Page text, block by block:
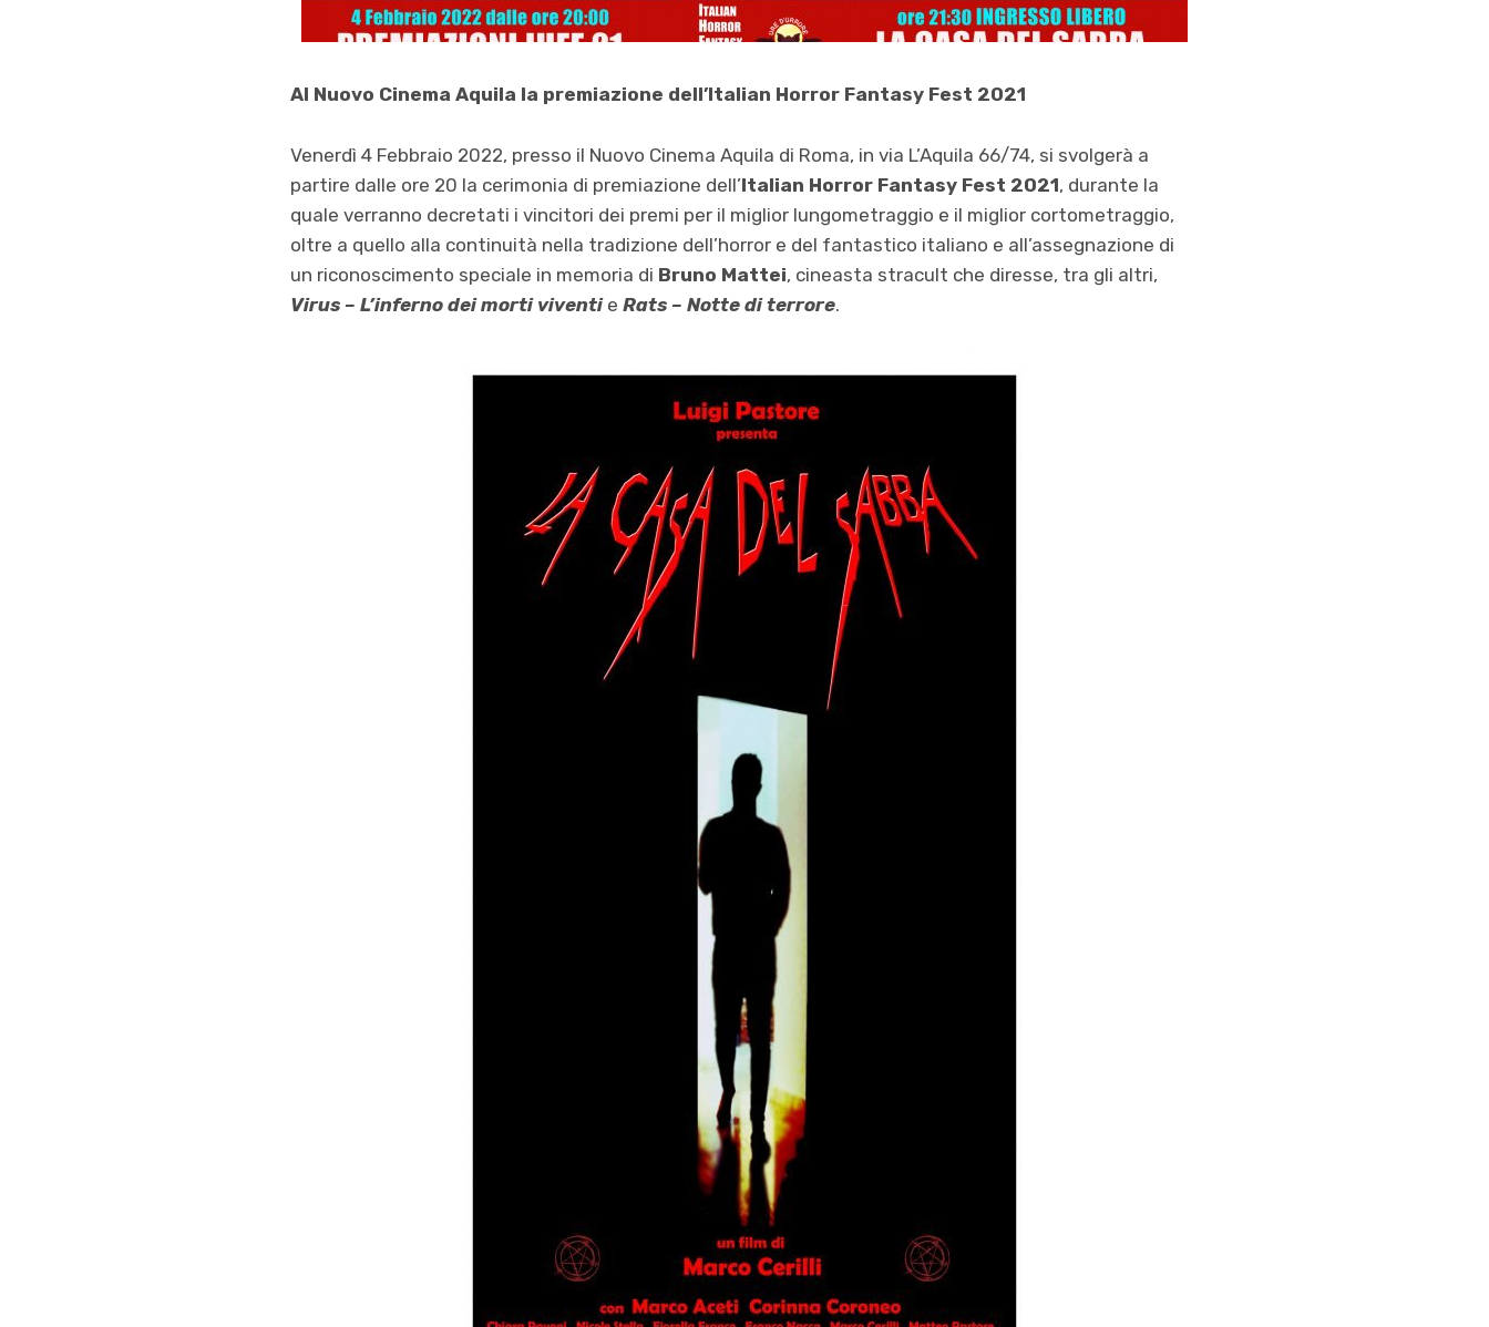
Al Nuovo Cinema Aquila la premiazione dell’Italian Horror Fantasy Fest 2021
Venerdì 4 Febbraio 2022, presso il Nuovo Cinema Aquila di Roma, in via L’Aquila 66/74, si svolgerà a
partire dalle ore 20 la cerimonia di premiazione dell’Italian Horror Fantasy Fest 2021, durante la
quale verranno decretati i vincitori dei premi per il miglior lungometraggio e il miglior cortometraggio,
oltre a quello alla continuità nella tradizione dell’horror e del fantastico italiano e all’assegnazione di
un riconoscimento speciale in memoria di Bruno Mattei, cineasta stracult che diresse, tra gli altri,
Virus – L’inferno dei morti viventi e Rats – Notte di terrore.